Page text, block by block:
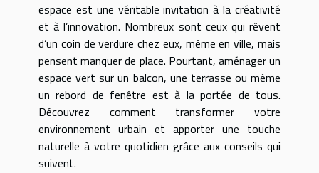
espace est une véritable invitation à la créativité
et à l’innovation. Nombreux sont ceux qui rêvent
d’un coin de verdure chez eux, même en ville, mais
pensent manquer de place. Pourtant, aménager un
espace vert sur un balcon, une terrasse ou même
un rebord de fenêtre est à la portée de tous.
Découvrez comment transformer votre
environnement urbain et apporter une touche
naturelle à votre quotidien grâce aux conseils qui
suivent.